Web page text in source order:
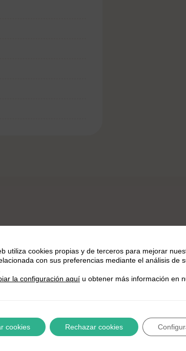
con verduras y
y verduras cortadas
asegúrate de tener todos tus
utiliza cookies propias y de terceros para mejorar
con sus preferencias mediante el análisis de
la configuración aquí u obtener más información en
cookies Rechazar cookies